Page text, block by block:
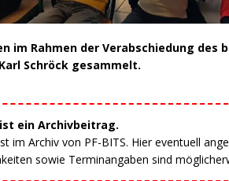
im Rahmen der Verabschiedung des
Schröck gesammelt.
ein Archivbeitrag.
im Archiv von PF-BITS. Hier eventuell
sowie Terminangaben sind